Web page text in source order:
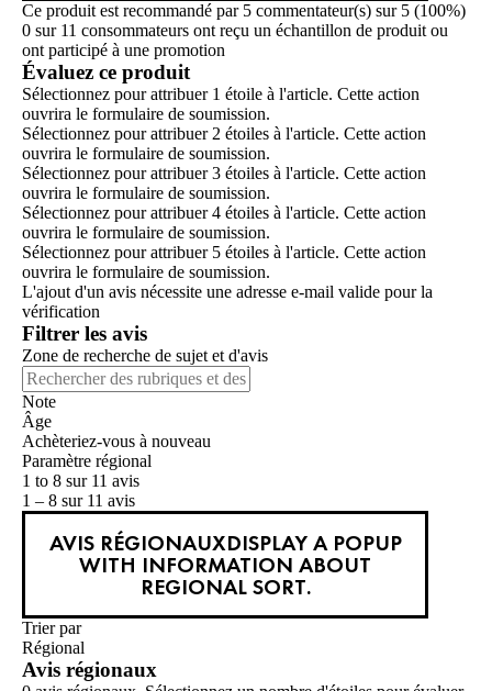
Ce produit est recommandé par 5 commentateur(s) sur 5 (100%)
0 sur 11 consommateurs ont reçu un échantillon de produit ou
ont participé à une promotion
Évaluez ce produit
Sélectionnez pour attribuer 1 étoile à l'article. Cette action
ouvrira le formulaire de soumission.
Sélectionnez pour attribuer 2 étoiles à l'article. Cette action
ouvrira le formulaire de soumission.
Sélectionnez pour attribuer 3 étoiles à l'article. Cette action
ouvrira le formulaire de soumission.
Sélectionnez pour attribuer 4 étoiles à l'article. Cette action
ouvrira le formulaire de soumission.
Sélectionnez pour attribuer 5 étoiles à l'article. Cette action
ouvrira le formulaire de soumission.
L'ajout d'un avis nécessite une adresse e-mail valide pour la
vérification
Filtrer les avis
Zone de recherche de sujet et d'avis
Note
Âge
Achèteriez-vous à nouveau
Paramètre régional
1 to 8 sur 11 avis
1 – 8 sur 11 avis
AVIS RÉGIONAUXDISPLAY A POPUP
WITH INFORMATION ABOUT
REGIONAL SORT.
Trier par
Régional
Avis régionaux